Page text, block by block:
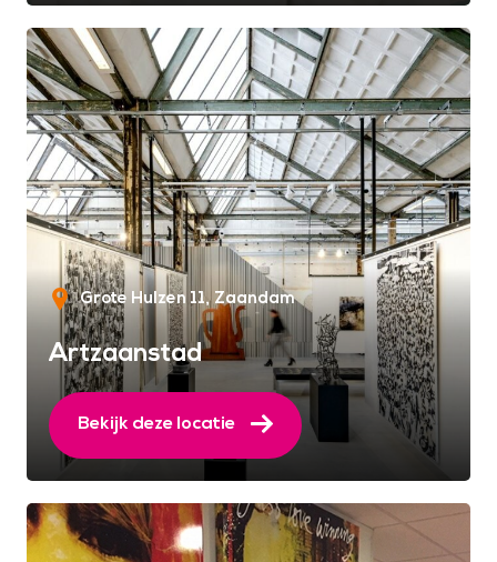
Grote Hulzen 11 Zaandam
Artzaanstad
Bekijk deze locatie